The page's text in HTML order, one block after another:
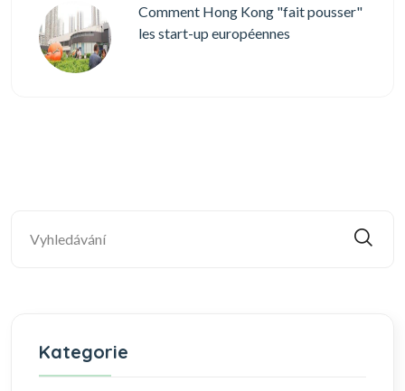
Comment Hong Kong "fait pousser"
les start-up européennes
Kategorie